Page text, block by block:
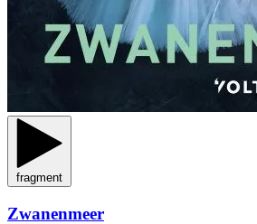
fragment
Zwanenmeer